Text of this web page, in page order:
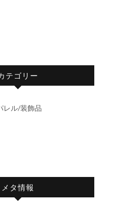
テゴリー
レル/装飾品
メタ情報